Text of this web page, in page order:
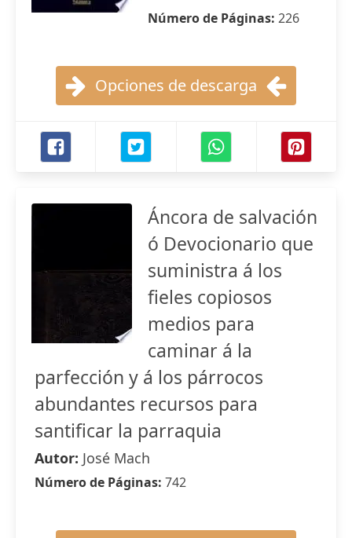
Número de Páginas: 226
Opciones de descarga
Áncora de salvación
ó Devocionario que
suministra á los
fieles copiosos
medios para
caminar á la
parfección y á los párrocos
abundantes recursos para
santificar la parraquia
Autor: José Mach
Número de Páginas: 742